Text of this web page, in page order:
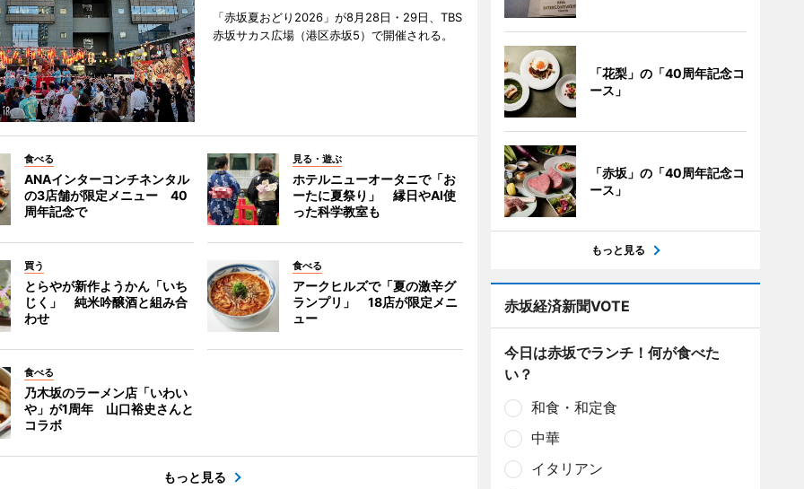
「赤坂夏おどり2026」が8月28日・29日、TBS
赤坂サカス広場（港区赤坂5）で開催される。
食べる
ANAインターコンチネンタル
の3店舗が限定メニュー 40
周年記念で
見る・遊ぶ
ホテルニューオータニで「お
ーたに夏祭り」 縁日やAI使
った科学教室も
買う
とらやが新作ようかん「いち
じく」 純米吟醸酒と組み合
わせ
食べる
アークヒルズで「夏の激辛グ
ランプリ」 18店が限定メニ
ュー
食べる
乃木坂のラーメン店「いわい
や」が1周年 山口裕史さんと
コラボ
もっと見る
「花梨」の「40周年記念コ
ース」
「赤坂」の「40周年記念コ
ース」
もっと見る
赤坂経済新聞VOTE
今日は赤坂でランチ！何が食べた
い？
和食・和定食
中華
イタリアン